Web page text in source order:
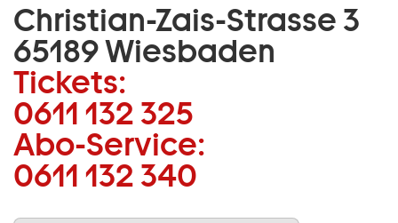
Christian-Zais-Strasse 3
65189 Wiesbaden
Tickets:
0611 132 325
Abo-Service:
0611 132 340